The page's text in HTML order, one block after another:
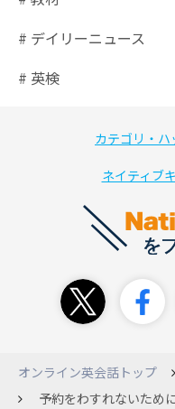
# デイリーニュース
# 英検
カテゴリ・
ネイティブ
オンライン英会話トップ
予約をわすれないため